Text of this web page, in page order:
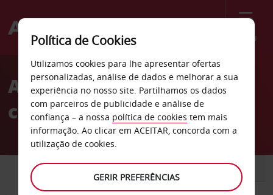
Menu
Welcome
AvisAluguer de
carros Rutherford
CARRO COMERCIAIS
Política de Cookies
Utilizamos cookies para lhe apresentar ofertas
personalizadas, análise de dados e melhorar a sua
experiência no nosso site. Partilhamos os dados
com parceiros de publicidade e análise de
confiança – a nossa política de cookies tem mais
informação. Ao clicar em ACEITAR, concorda com a
utilização de cookies.
GERIR PREFERÊNCIAS